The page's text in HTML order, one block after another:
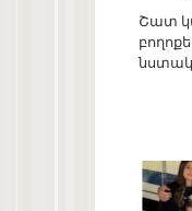
Շատ